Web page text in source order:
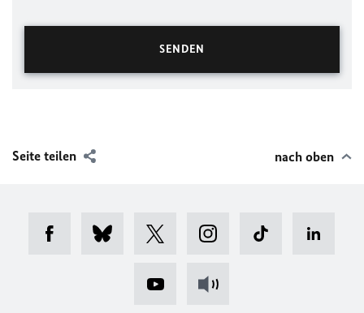
Seite teilen nach oben